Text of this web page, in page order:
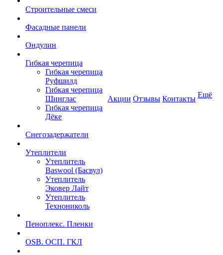
Строительные смеси
Фасадные панели
Ондулин
Гибкая черепица
Гибкая черепица
Руфшилд
Гибкая черепица
Шинглас
Гибкая черепица
Дёке
Снегозадержатели
Утеплители
Утеплитель
Baswool (Басвул)
Утеплитель
Эковер Лайт
Утеплитель
Технониколь
Пеноплекс. Пленки
OSB. ОСП. ГКЛ
Акции Отзывы Контакты Ещё